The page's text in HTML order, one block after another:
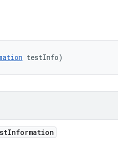
testInfo)
Information